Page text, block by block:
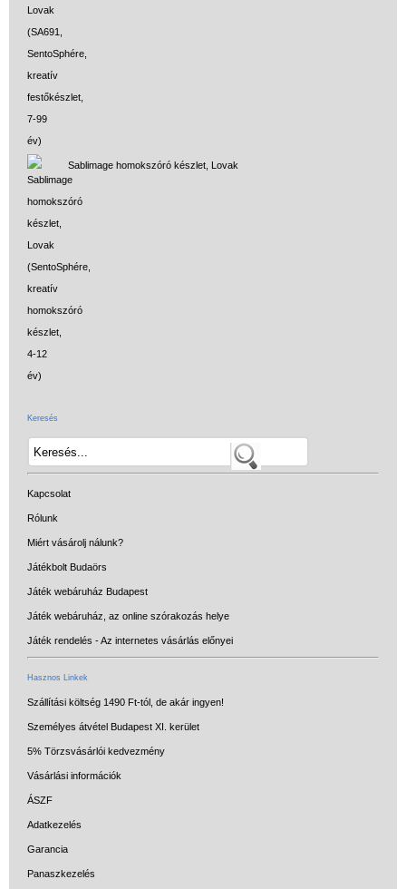
Sablimage homokszóró készlet, Lovak
Keresés
Kapcsolat
Rólunk
Miért vásárolj nálunk?
Játékbolt Budaörs
Játék webáruház Budapest
Játék webáruház, az online szórakozás helye
Játék rendelés - Az internetes vásárlás előnyei
Hasznos Linkek
Szállítási költség 1490 Ft-tól, de akár ingyen!
Személyes átvétel Budapest XI. kerület
5% Törzsvásárlói kedvezmény
Vásárlási információk
ÁSZF
Adatkezelés
Garancia
Panaszkezelés